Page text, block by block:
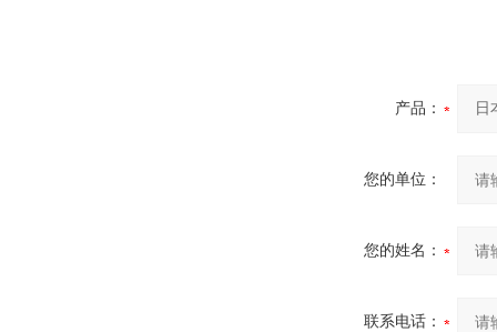
产品：
您的单位：
您的姓名：
联系电话：